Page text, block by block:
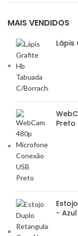
MAIS VENDIDOS
Preto
- Azul